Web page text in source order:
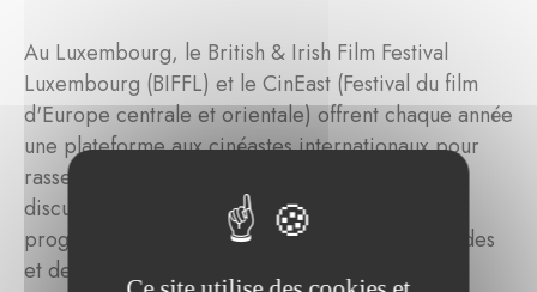
Au Luxembourg, le British & Irish Film Festival
Luxembourg (BIFFL) et le CinEast (Festival du film
d'Europe centrale et orientale) offrent chaque année
une plateforme aux cinéastes internationaux pour
rassembler des publics diversifiés et faciliter les
discussions et le dialogue entre eux grâce à des
programmes dédiés comprenant des tables rondes
et des séances de questions-réponses.